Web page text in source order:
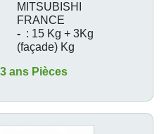
MITSUBISHI
FRANCE
- : 15 Kg + 3Kg
(façade) Kg
ans Pièces